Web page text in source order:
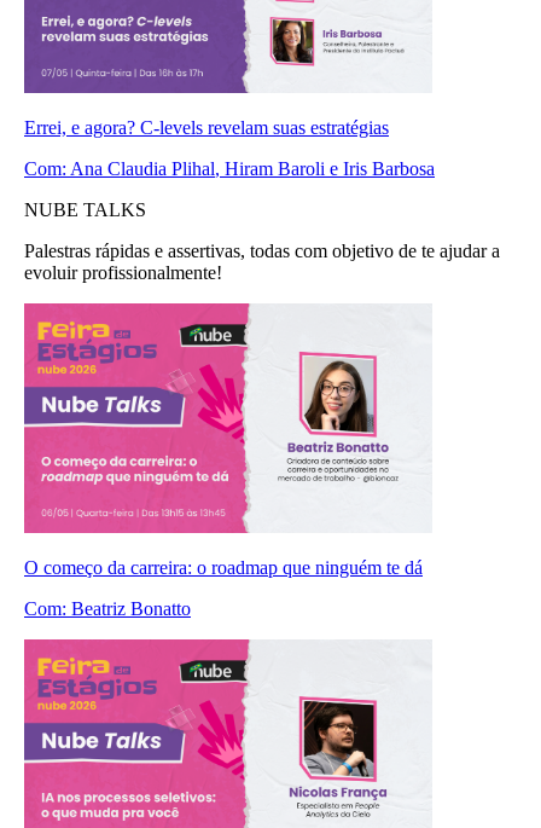
Errei, e agora? C-levels revelam suas estratégias
Com: Ana Claudia Plihal, Hiram Baroli e Iris Barbosa
NUBE TALKS
Palestras rápidas e assertivas, todas com objetivo de te ajudar a
evoluir profissionalmente!
O começo da carreira: o roadmap que ninguém te dá
Com: Beatriz Bonatto